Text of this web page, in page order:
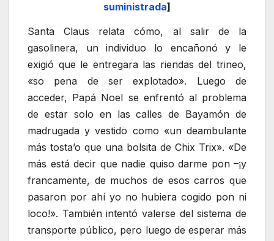
suministrada]
Santa Claus relata cómo, al salir de la
gasolinera, un individuo lo encañonó y le
exigió que le entregara las riendas del trineo,
«so pena de ser explotado». Luego de
acceder, Papá Noel se enfrentó al problema
de estar solo en las calles de Bayamón de
madrugada y vestido como «un deambulante
más tosta’o que una bolsita de Chix Trix». «De
más está decir que nadie quiso darme pon –¡y
francamente, de muchos de esos carros que
pasaron por ahí yo no hubiera cogido pon ni
loco!». También intentó valerse del sistema de
transporte público, pero luego de esperar más